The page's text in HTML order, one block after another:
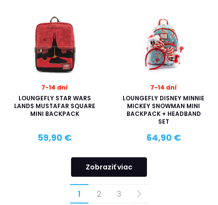
7-14 dní
LOUNGEFLY STAR WARS
LANDS MUSTAFAR SQUARE
MINI BACKPACK
59,90 €
7-14 dní
LOUNGEFLY DISNEY MINNIE
MICKEY SNOWMAN MINI
BACKPACK + HEADBAND
SET
64,90 €
Zobraziť viac
1 2 3